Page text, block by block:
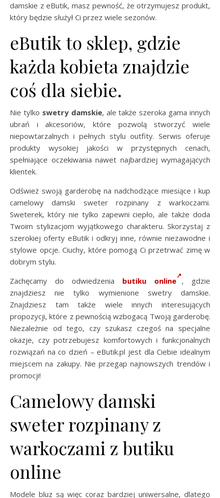
damskie z eButik, masz pewność, że otrzymujesz produkt,
który będzie służył Ci przez wiele sezonów.
eButik to sklep, gdzie
każda kobieta znajdzie
coś dla siebie.
Nie tylko swetry damskie, ale także szeroka gama innych
ubrań i akcesoriów, które pozwolą stworzyć wiele
niepowtarzalnych i pełnych stylu outfity. Serwis oferuje
produkty wysokiej jakości w przystępnych cenach,
spełniające oczekiwania nawet najbardziej wymagających
klientek.
Odśwież swoją garderobę na nadchodzące miesiące i kup
camelowy damski sweter rozpinany z warkoczami.
Sweterek, który nie tylko zapewni ciepło, ale także doda
Twoim stylizacjom wyjątkowego charakteru. Skorzystaj z
szerokiej oferty eButik i odkryj inne, równie niezawodne i
stylowe opcje. Ciuchy, które pomogą Ci przetrwać zimę w
dobrym stylu.
Zachęcamy do odwiedzenia butiku online , gdzie
znajdziesz nie tylko wymienione swetry damskie.
Znajdziesz tam także wiele innych interesujących
propozycji, które z pewnością wzbogacą Twoją garderobę.
Niezależnie od tego, czy szukasz czegoś na specjalne
okazje, czy potrzebujesz komfortowych i funkcjonalnych
rozwiązań na co dzień – eButik.pl jest dla Ciebie idealnym
miejscem na zakupy. Nie przegap najnowszych trendów i
promocji!
Camelowy damski
sweter rozpinany z
warkoczami z butiku
online
Modele bluz są więc coraz bardziej uniwersalne, dlatego